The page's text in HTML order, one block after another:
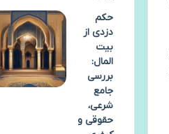
حکم
دزدی از
بیت
المال:
بررسی
جامع
شرعی،
حقوقی و